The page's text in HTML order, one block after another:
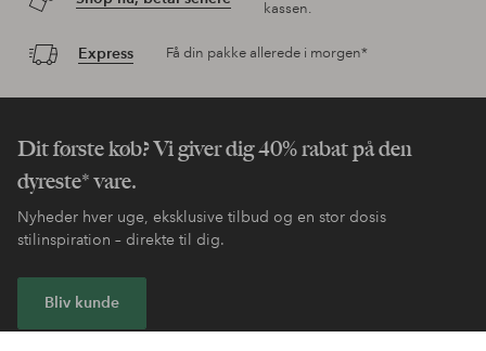
kassen.
Express Få din pakke allerede i morgen*
Dit første køb? Vi giver dig 40% rabat på den
dyreste* vare.
Nyheder hver uge, eksklusive tilbud og en stor dosis
stilinspiration – direkte til dig.
Bliv kunde